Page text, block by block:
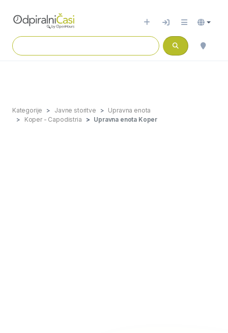
Kategorije Javne storitve
Upravna enota
Koper - Capodistria
Upravna enota Koper